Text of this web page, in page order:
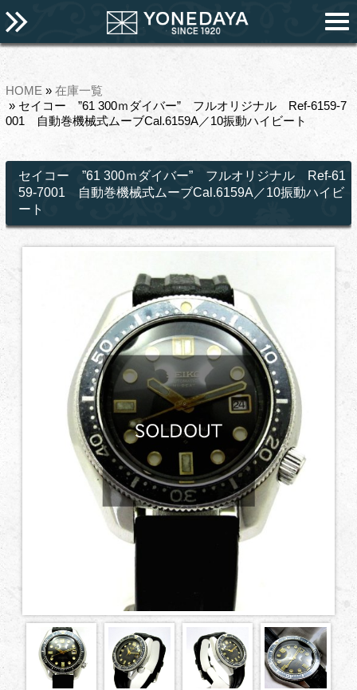
HOME » 在庫一覧
» セイコー ”61 300ｍダイバー” フルオリジナル Ref-6159-7
001 自動巻機械式ムーブCal.6159A／10振動ハイビート
セイコー ”61 300ｍダイバー” フルオリジナル Ref-61
59-7001 自動巻機械式ムーブCal.6159A／10振動ハイビ
ート